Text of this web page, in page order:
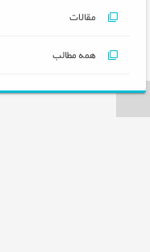
مقالات
همه مطالب